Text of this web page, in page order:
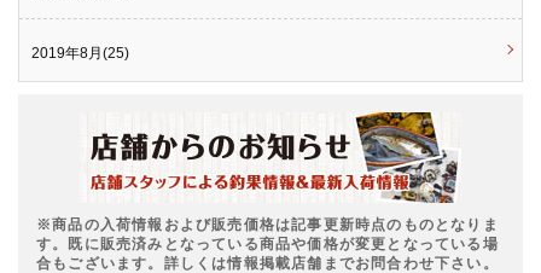
2019年8月(25)
※商品の入荷情報および販売価格は記事更新時点のものとなりま
す。既に販売済みとなっている商品や価格が変更となっている場
合もございます。詳しくは情報掲載店舗までお問合わせ下さい。